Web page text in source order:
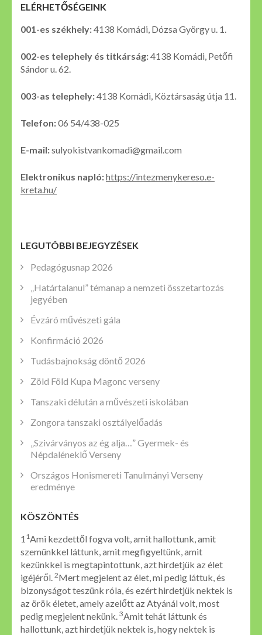
ELÉRHETŐSÉGEINK
001-es székhely:4138 Komádi, Dózsa György u. 1.
002-es telephely és titkárság:4138 Komádi, Petőfi
Sándor u. 62.
003-as telephely:4138 Komádi, Köztársaság útja 11.
Telefon:06 54/438-025
E-mail:sulyokistvankomadi@gmail.com
Elektronikus napló:https://intezmenykereso.e-
kreta.hu/
LEGUTÓBBI BEJEGYZÉSEK
Pedagógusnap 2026
„Határtalanul” témanap a nemzeti összetartozás
jegyében
Évzáró művészeti gála
Konfirmáció 2026
Tudásbajnokság döntő 2026
Zöld Föld Kupa Magonc verseny
Tanszaki délután a művészeti iskolában
Zongora tanszaki osztályelőadás
„Szivárványos az ég alja…” Gyermek- és
Népdaléneklő Verseny
Országos Honismereti Tanulmányi Verseny
eredménye
KÖSZÖNTÉS
1 1Ami kezdettől fogva volt, amit hallottunk, amit
szemünkkel láttunk, amit megfigyeltünk, amit
kezünkkel is megtapintottunk, azt hirdetjük az élet
igéjéről. 2Mert megjelent az élet, mi pedig láttuk, és
bizonyságot teszünk róla, és ezért hirdetjük nektek is
az örök életet, amely azelőtt az Atyánál volt, most
pedig megjelent nekünk. 3Amit tehát láttunk és
hallottunk, azt hirdetjük nektek is, hogy nektek is